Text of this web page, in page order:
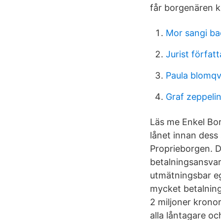
får borgenären
Mor sangi
Jurist
Paula
Graf
Läs me Enkel
lånet innan
Proprieborgen.
utmätningsbar
mycket
2 miljoner
alla låntagare